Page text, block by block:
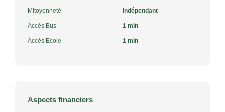
Mitoyenneté Indépendant
Accès Bus 1 min
Accès Ecole 1 min
Aspects financiers